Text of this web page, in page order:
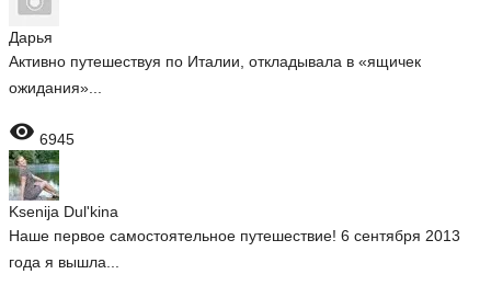
Дарья
Активно путешествуя по Италии, откладывала в «ящичек
ожидания»...
 6945
Ksenija Dul'kina
Наше первое самостоятельное путешествие! 6 сентября 2013
года я вышла...